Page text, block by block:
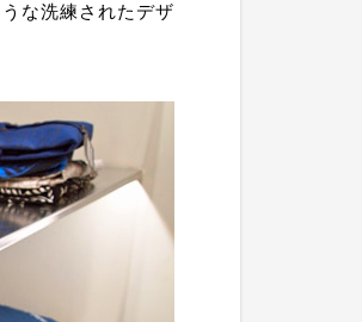
な洗練されたデザ